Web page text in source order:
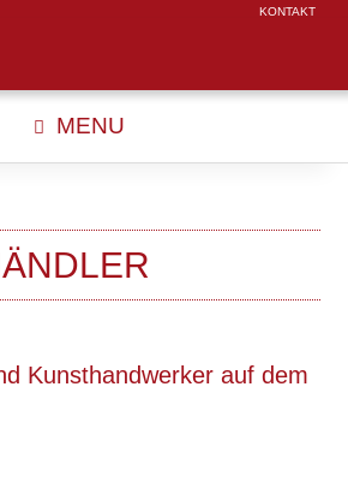
KONTAKT
MENU
Kunsthandwerker auf dem